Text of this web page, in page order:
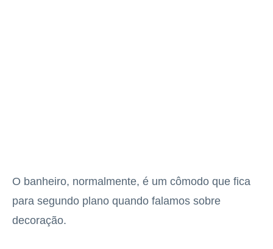
O banheiro, normalmente, é um cômodo que fica
para segundo plano quando falamos sobre
decoração.